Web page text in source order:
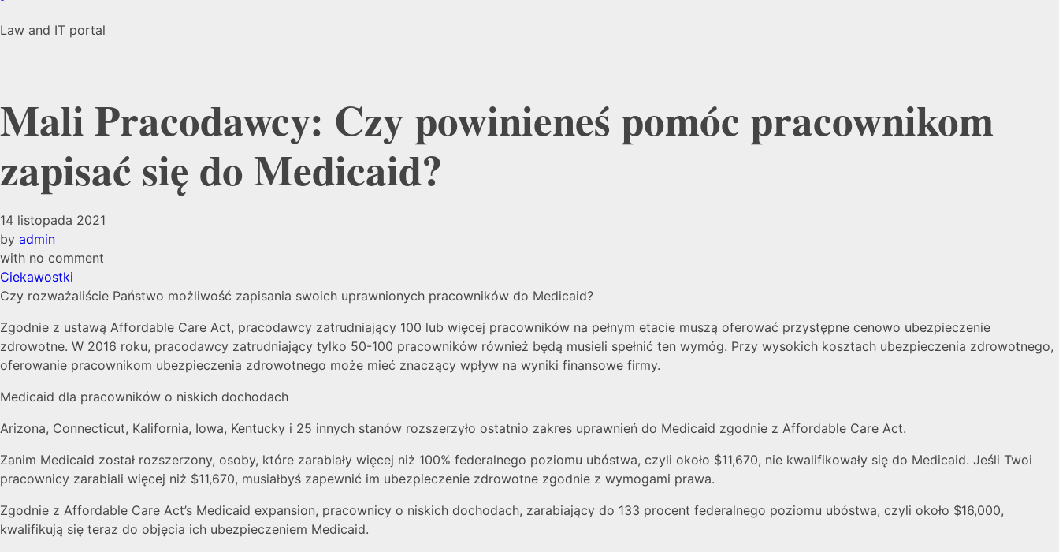
Law and IT portal
Mali Pracodawcy: Czy powinieneś pomóc pracownikom
zapisać się do Medicaid?
14 listopada 2021
by admin
with no comment
Ciekawostki
Czy rozważaliście Państwo możliwość zapisania swoich uprawnionych pracowników do Medicaid?
Zgodnie z ustawą Affordable Care Act, pracodawcy zatrudniający 100 lub więcej pracowników na pełnym etacie muszą oferować przystępne cenowo ubezpieczenie
zdrowotne. W 2016 roku, pracodawcy zatrudniający tylko 50-100 pracowników również będą musieli spełnić ten wymóg. Przy wysokich kosztach ubezpieczenia zdrowotnego,
oferowanie pracownikom ubezpieczenia zdrowotnego może mieć znaczący wpływ na wyniki finansowe firmy.
Medicaid dla pracowników o niskich dochodach
Arizona, Connecticut, Kalifornia, Iowa, Kentucky i 25 innych stanów rozszerzyło ostatnio zakres uprawnień do Medicaid zgodnie z Affordable Care Act.
Zanim Medicaid został rozszerzony, osoby, które zarabiały więcej niż 100% federalnego poziomu ubóstwa, czyli około $11,670, nie kwalifikowały się do Medicaid. Jeśli Twoi
pracownicy zarabiali więcej niż $11,670, musiałbyś zapewnić im ubezpieczenie zdrowotne zgodnie z wymogami prawa.
Zgodnie z Affordable Care Act’s Medicaid expansion, pracownicy o niskich dochodach, zarabiający do 133 procent federalnego poziomu ubóstwa, czyli około $16,000,
kwalifikują się teraz do objęcia ich ubezpieczeniem Medicaid.